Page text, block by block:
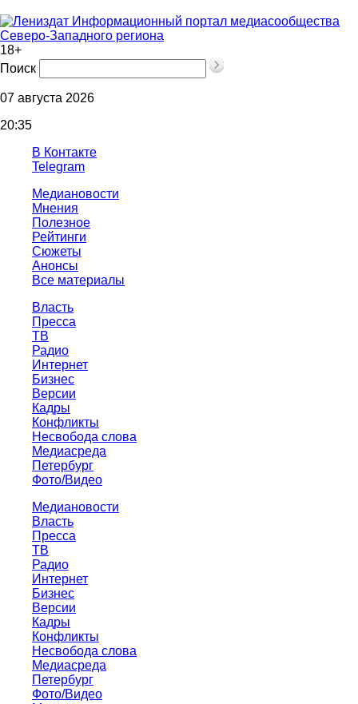
Информационный портал медиасообщества
Северо-Западного региона
18+
Поиск
07 августа 2026
20:35
В Контакте
Telegram
Медиановости
Мнения
Полезное
Рейтинги
Сюжеты
Анонсы
Все материалы
Власть
Пресса
ТВ
Радио
Интернет
Бизнес
Версии
Кадры
Конфликты
Несвобода слова
Медиасреда
Петербург
Фото/Видео
Медиановости
Власть
Пресса
ТВ
Радио
Интернет
Бизнес
Версии
Кадры
Конфликты
Несвобода слова
Медиасреда
Петербург
Фото/Видео